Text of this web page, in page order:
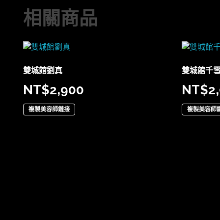
相關商品
雙城館劉真
NT$2,900
複製美容師鏈接
雙城館千
NT$
複製美容師